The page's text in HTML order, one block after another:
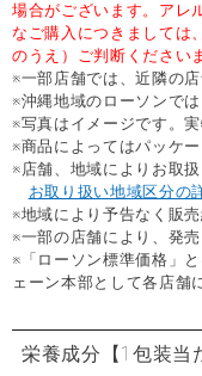
場合がございます。アレ
なご購入につきましては
のうえ）ご判断ください
※一部店舗では、近隣の
※沖縄地域のローソンで
※写真はイメージです。
※商品によってはパッケ
※店舗、地域によりお取
お取り扱い地域区分の
※地域により予告なく販
※一部の店舗により、発
※「ローソン標準価格」
ェーン本部として各店舗
栄養成分 【1包装当